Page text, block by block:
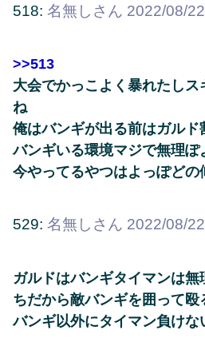
518: 名無しさん 2022/08/
>>513
大会でかっこよく暴れたしス
ね
俺はバンギが出る前はガル
バンギいる環境マジで無理ぽ
今やってるやつはよっぽどの
529: 名無しさん 2022/08/
ガルドはバンギタイマンは
ちだから敵バンギを囲って殴
バンギ以外にタイマン負けな